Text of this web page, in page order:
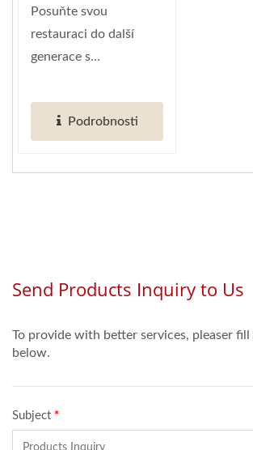
Vlak)
Restaurací)
Posuňte svou
restauraci do další
generace s
systémem Sushi Train
od Hong-Chiang....
Podrobnosti